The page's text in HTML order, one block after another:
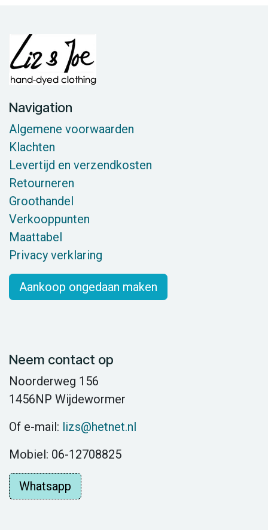
Navigation
Algemene voorwaarden
Klachten
Levertijd en verzendkosten
Retourneren
Groothandel
Verkooppunten
Maattabel
Privacy verklaring
Aankoop ongedaan maken
Neem contact op
Noorderweg 156
1456NP Wijdewormer
Of e-mail: lizs@hetnet.nl
Mobiel: 06-12708825
Whatsapp